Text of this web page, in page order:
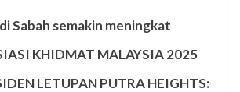
Sabah semakin meningkat
KHIDMAT MALAYSIA 2025
LETUPAN PUTRA HEIGHTS: